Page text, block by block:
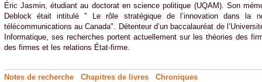
Éric Jasmin, étudiant au doctorat en science politique (UQAM). Son
Deblock était intitulé " Le rôle stratégique de l’innovation dans la
télécommunications au Canada". Détenteur d’un baccalauréat de
Informatique, ses recherches portent actuellement sur les théories des
des firmes et les relations État-firme.
Notes de recherche Chapitres de livres Chroniques